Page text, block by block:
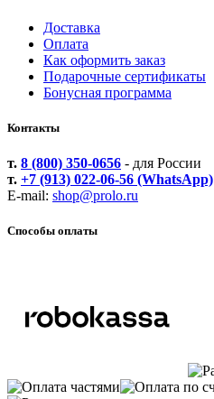
Доставка
Оплата
Как оформить заказ
Подарочные сертификаты
Бонусная программа
Контакты
т. 8 (800) 350-0656 - для России
т. +7 (913) 022-06-56 (WhatsApp)
E-mail: shop@prolo.ru
Способы оплаты